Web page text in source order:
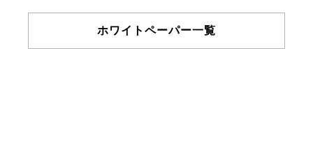
ホワイトペーパー一覧